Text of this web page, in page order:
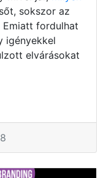
sokszor az
Emiatt fordulhat
igényekkel
elvárásokat